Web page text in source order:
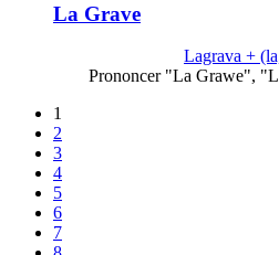
La Grave
Lagrava +
Prononcer "La Grawe",
1
2
3
4
5
6
7